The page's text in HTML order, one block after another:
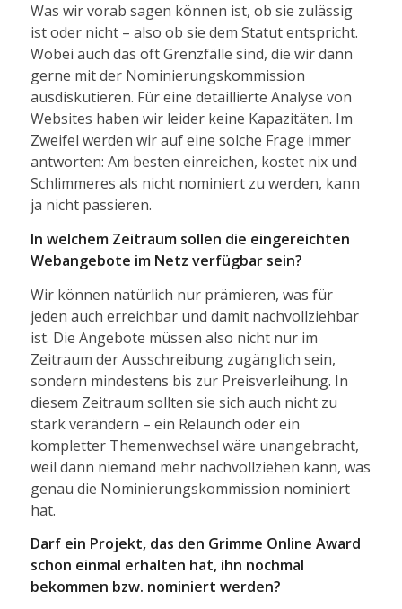
Was wir vorab sagen können ist, ob sie zulässig
ist oder nicht – also ob sie dem Statut entspricht.
Wobei auch das oft Grenzfälle sind, die wir dann
gerne mit der Nominierungskommission
ausdiskutieren. Für eine detaillierte Analyse von
Websites haben wir leider keine Kapazitäten. Im
Zweifel werden wir auf eine solche Frage immer
antworten: Am besten einreichen, kostet nix und
Schlimmeres als nicht nominiert zu werden, kann
ja nicht passieren.
In welchem Zeitraum sollen die eingereichten
Webangebote im Netz verfügbar sein?
Wir können natürlich nur prämieren, was für
jeden auch erreichbar und damit nachvollziehbar
ist. Die Angebote müssen also nicht nur im
Zeitraum der Ausschreibung zugänglich sein,
sondern mindestens bis zur Preisverleihung. In
diesem Zeitraum sollten sie sich auch nicht zu
stark verändern – ein Relaunch oder ein
kompletter Themenwechsel wäre unangebracht,
weil dann niemand mehr nachvollziehen kann, was
genau die Nominierungskommission nominiert
hat.
Darf ein Projekt, das den Grimme Online Award
schon einmal erhalten hat, ihn nochmal
bekommen bzw. nominiert werden?